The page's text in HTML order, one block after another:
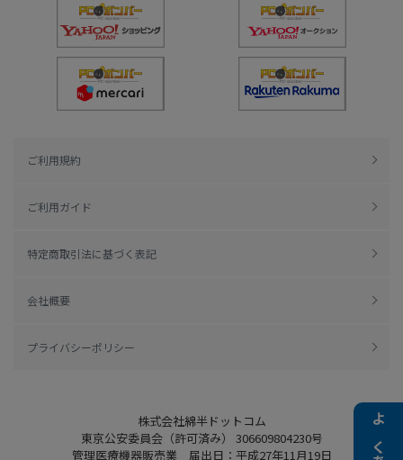
ご利用規約
ご利用ガイド
特定商取引法に基づく表記
会社概要
プライバシーポリシー
株式会社綿半ドットコム
東京公安委員会（許可済み） 306609804230号
管理医療機器販売業 届出日：平成27年11月19日